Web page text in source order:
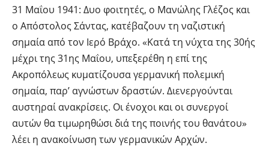
31 Μαΐου 1941: Δυο φοιτητές, ο Μανώλης Γλέζος και
ο Απόστολος Σάντας, κατέβαζουν τη ναζιστική
σημαία από τον Ιερό Βράχο. «Κατά τη νύχτα της 30ής
μέχρι της 31ης Μαΐου, υπεξερέθη η επί της
Ακροπόλεως κυματίζουσα γερμανική πολεμική
σημαία, παρ’ αγνώστων δραστών. Διενεργούνται
αυστηραί ανακρίσεις. Οι ένοχοι και οι συνεργοί
αυτών θα τιμωρηθώσι διά της ποινής του θανάτου»
λέει η ανακοίνωση των γερμανικών Αρχών.